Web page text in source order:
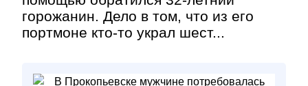
горожанин. Дело в том, что из его
портмоне кто-то украл шест...